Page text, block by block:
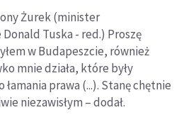
Żurek (minister
Tuska - red.) Proszę
w Budapeszcie, również
mnie działa, które były
prawa (...). Stanę chętnie
niezawisłym – dodał.